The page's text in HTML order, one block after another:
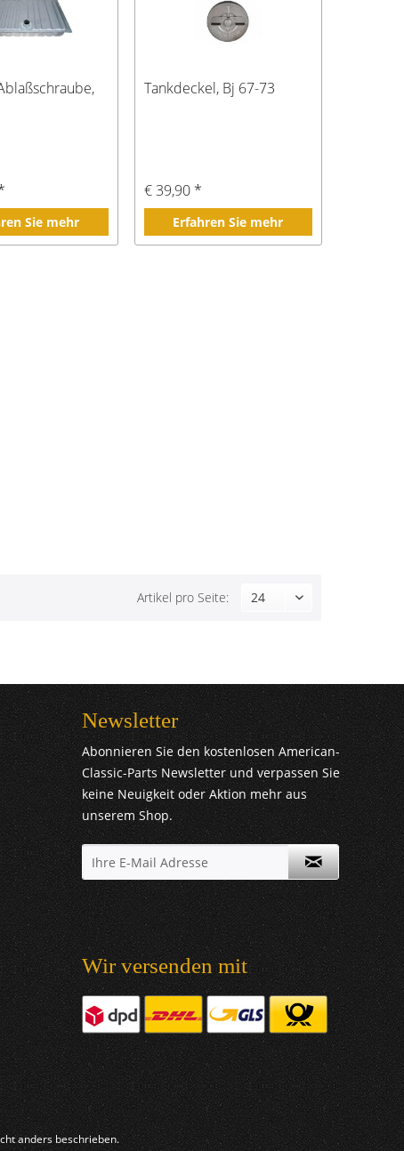
Sie mehr
Tankdeckel, Bj 67-73
€ 39,90 *
Erfahren Sie mehr
Artikel pro Seite:
Newsletter
Abonnieren Sie den kostenlosen American-
Classic-Parts Newsletter und verpassen Sie
keine Neuigkeit oder Aktion mehr aus
unserem Shop.
Wir versenden mit
anders beschrieben.